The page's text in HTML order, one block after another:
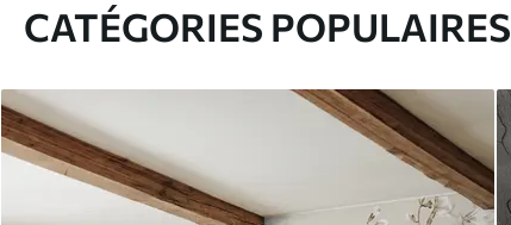
CATÉGORIES POPULAIRES